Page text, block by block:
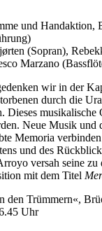
und Handaktion,
(Sopran),
Marzano
wir in der
durch die
Dieses musikalische
Neue Musik und
Memoria
und des
versah seine zu
mit dem Titel
den Trümmern«,
Uhr